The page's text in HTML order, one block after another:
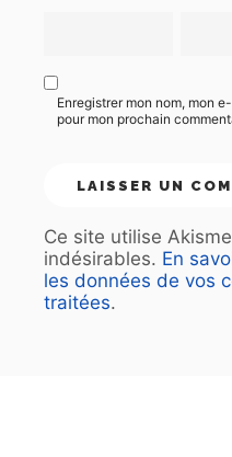
Enregistrer mon nom, mon
pour mon prochain
Ce site utilise
indésirables. En
les données de vos
traitées.